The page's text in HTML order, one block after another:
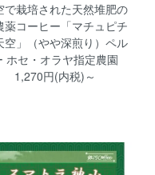
で栽培された天然堆肥の
薬コーヒー「マチュピチ
空」（やや深煎り）ペル
ホセ・オラヤ指定農園
1,270円(内税)～